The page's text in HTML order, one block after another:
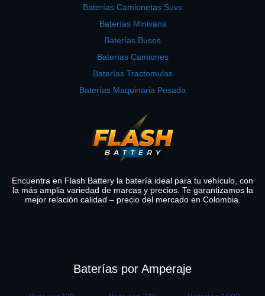
Baterías Camionetas Suvs
Baterías Minivans
Baterías Buses
Baterías Camiones
Baterías Tractomulas
Baterías Maquinaria Pesada
Encuentra en Flash Battery la batería ideal para tu vehículo, con
la más amplia variedad de marcas y precios. Te garantizamos la
mejor relación calidad – precio del mercado en Colombia.
Baterías por Amperaje